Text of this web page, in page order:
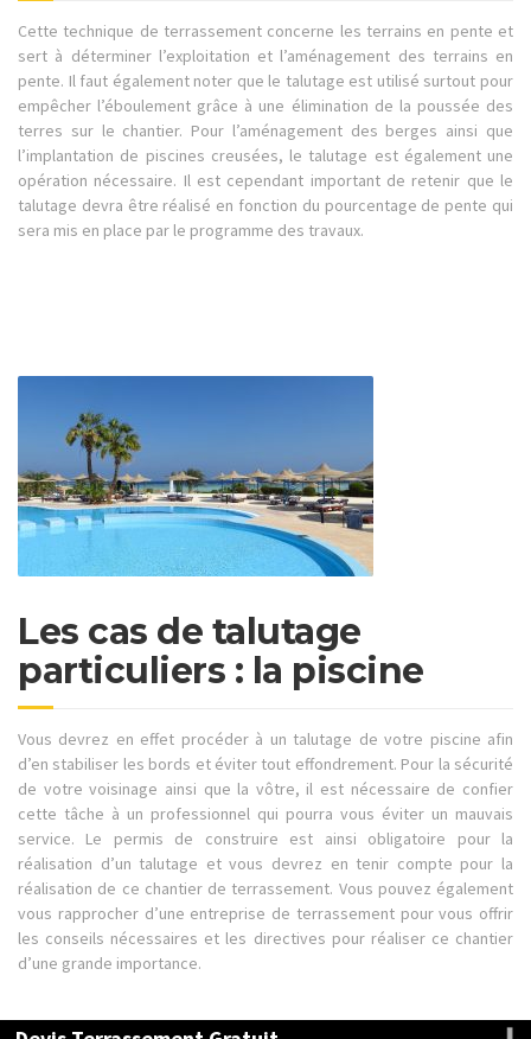
Cette technique de terrassement concerne les terrains en pente et
sert à déterminer l’exploitation et l’aménagement des terrains en
pente. Il faut également noter que le talutage est utilisé surtout pour
empêcher l’éboulement grâce à une élimination de la poussée des
terres sur le chantier. Pour l’aménagement des berges ainsi que
l’implantation de piscines creusées, le talutage est également une
opération nécessaire. Il est cependant important de retenir que le
talutage devra être réalisé en fonction du pourcentage de pente qui
sera mis en place par le programme des travaux.
Les cas de talutage
particuliers : la piscine
Vous devrez en effet procéder à un talutage de votre piscine afin
d’en stabiliser les bords et éviter tout effondrement. Pour la sécurité
de votre voisinage ainsi que la vôtre, il est nécessaire de confier
cette tâche à un professionnel qui pourra vous éviter un mauvais
service. Le permis de construire est ainsi obligatoire pour la
réalisation d’un talutage et vous devrez en tenir compte pour la
réalisation de ce chantier de terrassement. Vous pouvez également
vous rapprocher d’une entreprise de terrassement pour vous offrir
les conseils nécessaires et les directives pour réaliser ce chantier
d’une grande importance.